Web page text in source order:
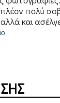
πλέον πολύ
και